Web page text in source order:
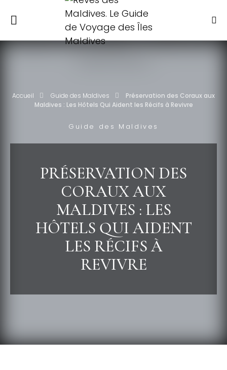
Accueil Guide des Maldives
Préservation des Coraux aux
Maldives : Les Hôtels Qui Aident les Récifs à Revivre
Guide des Maldives
PRÉSERVATION DES
CORAUX AUX
MALDIVES : LES
HÔTELS QUI AIDENT
LES RÉCIFS À
REVIVRE